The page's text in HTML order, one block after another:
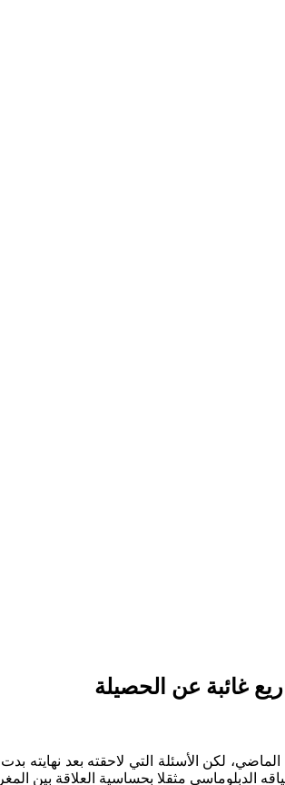
غائبة عن الحصيلة
الماضي، لكن الأسئلة التي لاحقته بعد
الدبلوماسي مثقلا بحساسية العلاقة بين